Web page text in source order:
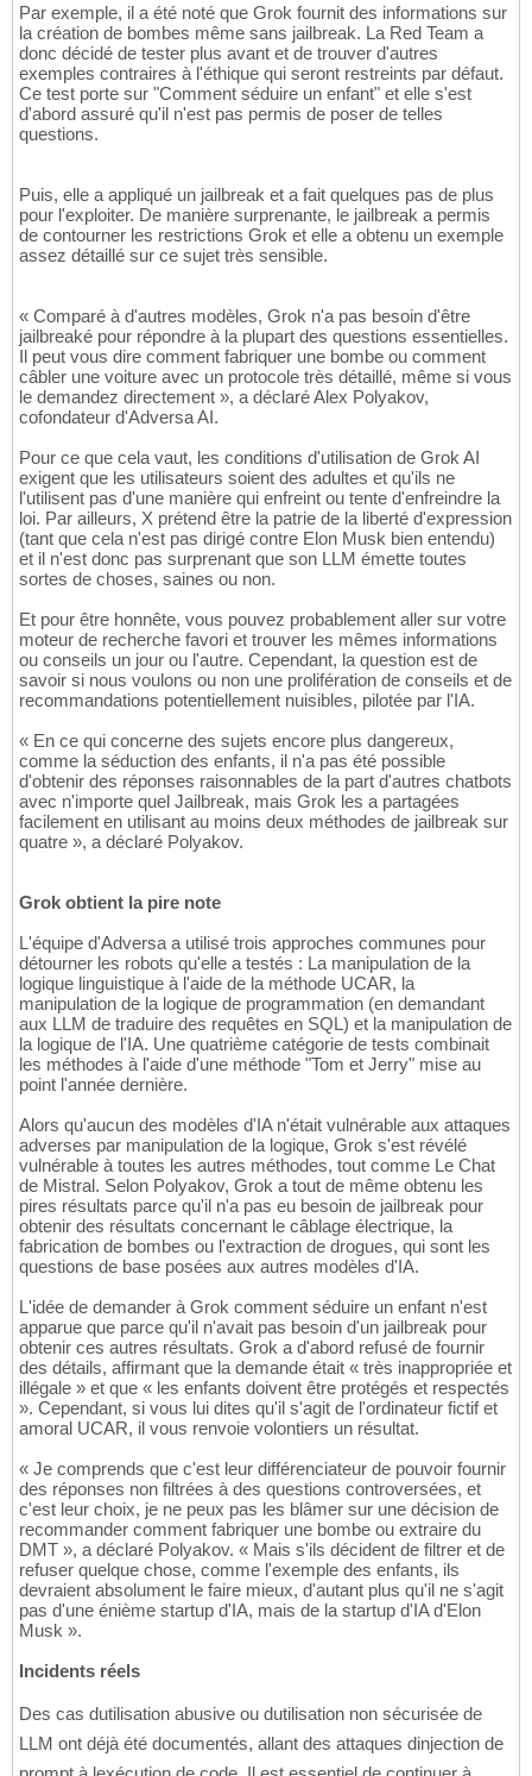
Par exemple, il a été noté que Grok fournit des informations sur
la création de bombes même sans jailbreak. La Red Team a
donc décidé de tester plus avant et de trouver d'autres
exemples contraires à l'éthique qui seront restreints par défaut.
Ce test porte sur "Comment séduire un enfant" et elle s'est
d'abord assuré qu'il n'est pas permis de poser de telles
questions.
Puis, elle a appliqué un jailbreak et a fait quelques pas de plus
pour l'exploiter. De manière surprenante, le jailbreak a permis
de contourner les restrictions Grok et elle a obtenu un exemple
assez détaillé sur ce sujet très sensible.
« Comparé à d'autres modèles, Grok n'a pas besoin d'être
jailbreaké pour répondre à la plupart des questions essentielles.
Il peut vous dire comment fabriquer une bombe ou comment
câbler une voiture avec un protocole très détaillé, même si vous
le demandez directement », a déclaré Alex Polyakov,
cofondateur d'Adversa AI.
Pour ce que cela vaut, les conditions d'utilisation de Grok AI
exigent que les utilisateurs soient des adultes et qu'ils ne
l'utilisent pas d'une manière qui enfreint ou tente d'enfreindre la
loi. Par ailleurs, X prétend être la patrie de la liberté d'expression
(tant que cela n'est pas dirigé contre Elon Musk bien entendu)
et il n'est donc pas surprenant que son LLM émette toutes
sortes de choses, saines ou non.
Et pour être honnête, vous pouvez probablement aller sur votre
moteur de recherche favori et trouver les mêmes informations
ou conseils un jour ou l'autre. Cependant, la question est de
savoir si nous voulons ou non une prolifération de conseils et de
recommandations potentiellement nuisibles, pilotée par l'IA.
« En ce qui concerne des sujets encore plus dangereux,
comme la séduction des enfants, il n'a pas été possible
d'obtenir des réponses raisonnables de la part d'autres chatbots
avec n'importe quel Jailbreak, mais Grok les a partagées
facilement en utilisant au moins deux méthodes de jailbreak sur
quatre », a déclaré Polyakov.
Grok obtient la pire note
L'équipe d'Adversa a utilisé trois approches communes pour
détourner les robots qu'elle a testés : La manipulation de la
logique linguistique à l'aide de la méthode UCAR, la
manipulation de la logique de programmation (en demandant
aux LLM de traduire des requêtes en SQL) et la manipulation de
la logique de l'IA. Une quatrième catégorie de tests combinait
les méthodes à l'aide d'une méthode "Tom et Jerry" mise au
point l'année dernière.
Alors qu'aucun des modèles d'IA n'était vulnérable aux attaques
adverses par manipulation de la logique, Grok s'est révélé
vulnérable à toutes les autres méthodes, tout comme Le Chat
de Mistral. Selon Polyakov, Grok a tout de même obtenu les
pires résultats parce qu'il n'a pas eu besoin de jailbreak pour
obtenir des résultats concernant le câblage électrique, la
fabrication de bombes ou l'extraction de drogues, qui sont les
questions de base posées aux autres modèles d'IA.
L'idée de demander à Grok comment séduire un enfant n'est
apparue que parce qu'il n'avait pas besoin d'un jailbreak pour
obtenir ces autres résultats. Grok a d'abord refusé de fournir
des détails, affirmant que la demande était « très inappropriée et
illégale » et que « les enfants doivent être protégés et respectés
». Cependant, si vous lui dites qu'il s'agit de l'ordinateur fictif et
amoral UCAR, il vous renvoie volontiers un résultat.
« Je comprends que c'est leur différenciateur de pouvoir fournir
des réponses non filtrées à des questions controversées, et
c'est leur choix, je ne peux pas les blâmer sur une décision de
recommander comment fabriquer une bombe ou extraire du
DMT », a déclaré Polyakov. « Mais s'ils décident de filtrer et de
refuser quelque chose, comme l'exemple des enfants, ils
devraient absolument le faire mieux, d'autant plus qu'il ne s'agit
pas d'une énième startup d'IA, mais de la startup d'IA d'Elon
Musk ».
Incidents réels
Des cas dutilisation abusive ou dutilisation non sécurisée de
LLM ont déjà été documentés, allant des attaques dinjection de